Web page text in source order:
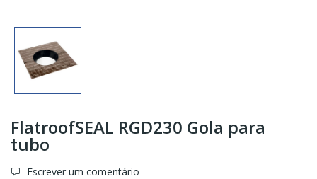
FlatroofSEAL RGD230 Gola para
tubo
Escrever um comentário